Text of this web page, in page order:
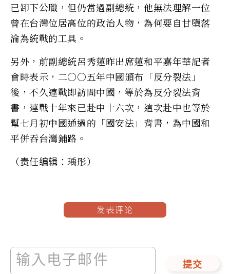
已卸下公職，但仍當過副總統，他無法理解一位
曾在台灣位居高位的政治人物，為何要自甘墮落
淪為統戰的工具。
另外，前副總統呂秀蓮昨出席蓮和平嘉年華記者
會時表示，二○○五年中國頒布「反分裂法」
後，不久連戰即訪問中國，等於為反分裂法背
書，連戰十年來已赴中十六次，這次赴中也等於
幫七月初中國通過的「國安法」背書，為中國和
平併吞台灣鋪路。
（责任编辑：瑀彤）
发表评论
提交